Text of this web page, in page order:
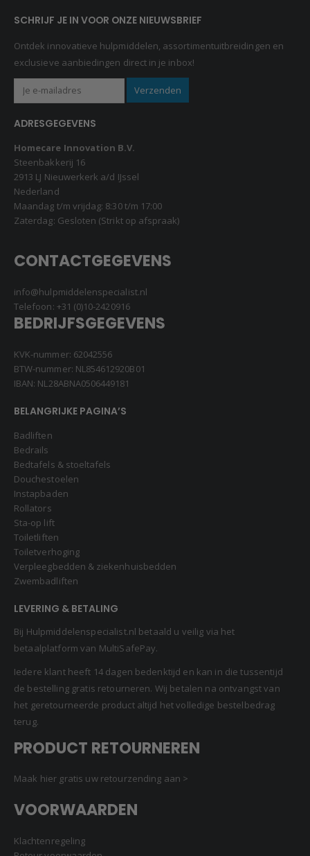
SCHRIJF JE IN VOOR ONZE NIEUWSBRIEF
Ontdek innovatieve hulpmiddelen, assortimentuitbreidingen en
exclusieve aanbiedingen direct in je inbox!
ADRESGEGEVENS
Homecare Innovation B.V.
Steenbakkerij 16
2913 LJ Nieuwerkerk a/d IJssel
Nederland
Maandag t/m vrijdag: 8:30 t/m 17:00
Zaterdag: Gesloten (Strikt op afspraak)
CONTACTGEGEVENS
info@hulpmiddelenspecialist.nl
Telefoon: +31 (0)10-2420916
BEDRIJFSGEGEVENS
KVK-nummer: 62042556
BTW-nummer: NL854612920B01
IBAN: NL28ABNA0506449181
BELANGRIJKE PAGINA’S
Badliften
Bedrails
Bedtafels & stoeltafels
Douchestoelen
Instapbaden
Rollators
Sta-op lift
Toiletliften
Toiletverhoging
Verpleegbedden & ziekenhuisbedden
Zwembadliften
LEVERING & BETALING
Bij Hulpmiddelenspecialist.nl betaald u veilig via het
betaalplatform van MultiSafePay.
Iedere klant heeft 14 dagen bedenktijd en kan in die tussentijd
de bestelling gratis retourneren. Wij betalen na ontvangst van
het geretourneerde product altijd het volledige bestelbedrag
terug.
PRODUCT RETOURNEREN
Maak hier gratis uw retourzending aan >
VOORWAARDEN
Klachtenregeling